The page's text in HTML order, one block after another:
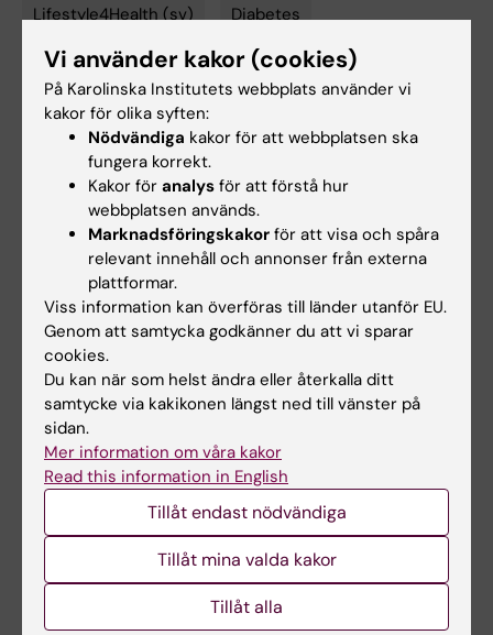
Lifestyle4Health (sv) Diabetes
Fetma och övervikt Hjärt-kärlsjukdomar
Pediatrik
Uppdaterad av:
Felicia Lindberg
2026-03-23
Dela
Relaterat
Tema: Övervikt och obesitas
Mer om det här ämnet
Fler barn får obesitasmedicin
Vi använder kakor (cookies)
På Karolinska Institutets webbplats använder vi
kakor för olika syften:
Nödvändiga kakor för att webbplatsen ska
fungera korrekt.
Kakor för analys för att förstå hur
webbplatsen används.
Marknadsföringskakor för att visa och spåra
relevant innehåll och annonser från externa
plattformar.
Viss information kan överföras till länder utanför EU.
Genom att samtycka godkänner du att vi sparar
cookies.
Du kan när som helst ändra eller återkalla ditt
samtycke via kakikonen längst ned till vänster på
sidan.
Mer information om våra kakor
Read this information in English
Tillåt endast nödvändiga
Tillåt mina valda kakor
Tillåt alla